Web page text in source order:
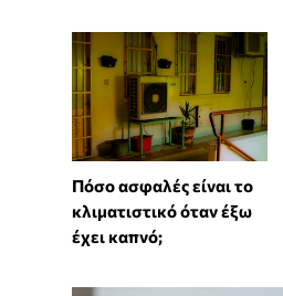
Πόσο ασφαλές είναι το
κλιματιστικό όταν έξω
έχει καπνό;